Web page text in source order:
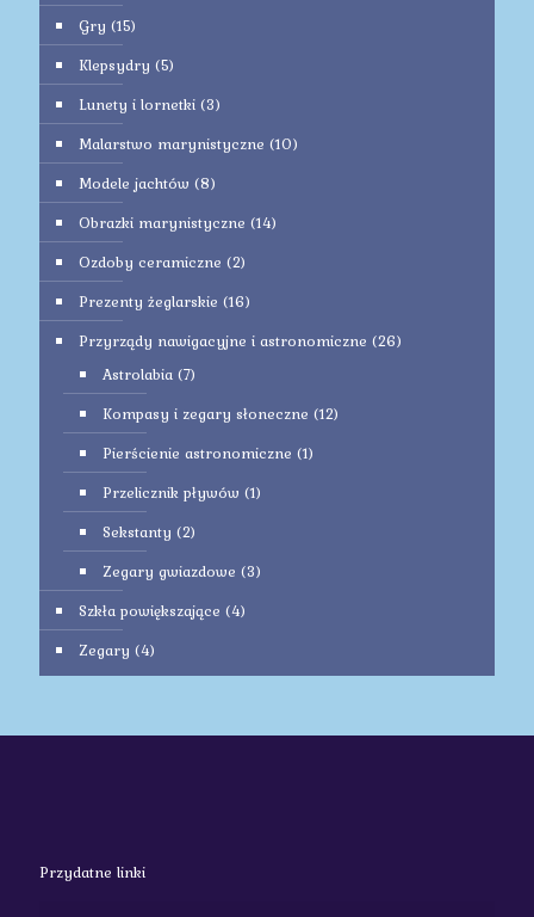
Gry (15)
Klepsydry (5)
Lunety i lornetki (3)
Malarstwo marynistyczne (10)
Modele jachtów (8)
Obrazki marynistyczne (14)
Ozdoby ceramiczne (2)
Prezenty żeglarskie (16)
Przyrządy nawigacyjne i astronomiczne (26)
Astrolabia (7)
Kompasy i zegary słoneczne (12)
Pierścienie astronomiczne (1)
Przelicznik pływów (1)
Sekstanty (2)
Zegary gwiazdowe (3)
Szkła powiększające (4)
Zegary (4)
Przydatne linki